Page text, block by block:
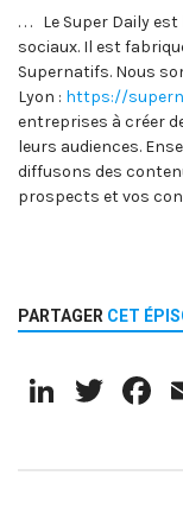
. . . Le Super Daily
sociaux. Il est
Supernatifs. Nous
Lyon : https://
entreprises à créer
leurs audiences.
diffusons des
prospects et vos
PARTAGER CET